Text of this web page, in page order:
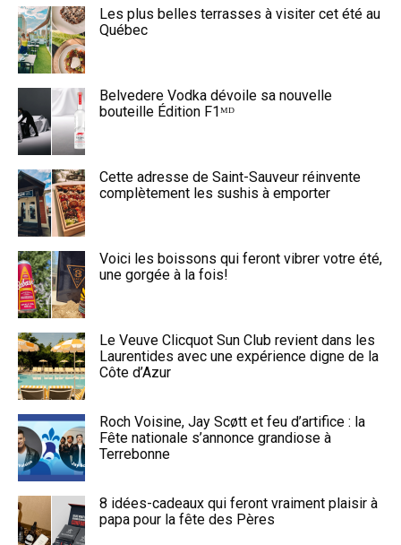
Les plus belles terrasses à visiter cet été au
Québec
Belvedere Vodka dévoile sa nouvelle
bouteille Édition F1ᴹᴰ
Cette adresse de Saint-Sauveur réinvente
complètement les sushis à emporter
Voici les boissons qui feront vibrer votre été,
une gorgée à la fois!
Le Veuve Clicquot Sun Club revient dans les
Laurentides avec une expérience digne de la
Côte d’Azur
Roch Voisine, Jay Scøtt et feu d’artifice : la
Fête nationale s’annonce grandiose à
Terrebonne
8 idées-cadeaux qui feront vraiment plaisir à
papa pour la fête des Pères